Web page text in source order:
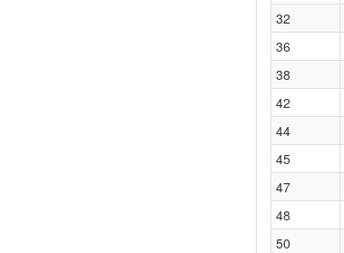
32
36
38
42
44
45
47
48
50